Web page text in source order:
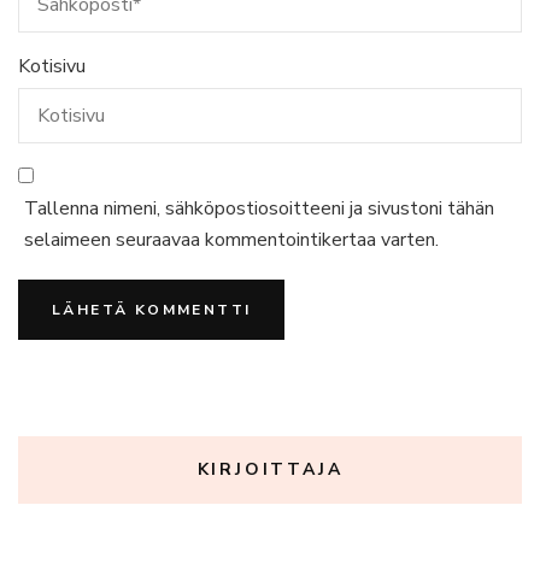
Kotisivu
Tallenna nimeni, sähköpostiosoitteeni ja sivustoni tähän
selaimeen seuraavaa kommentointikertaa varten.
KIRJOITTAJA